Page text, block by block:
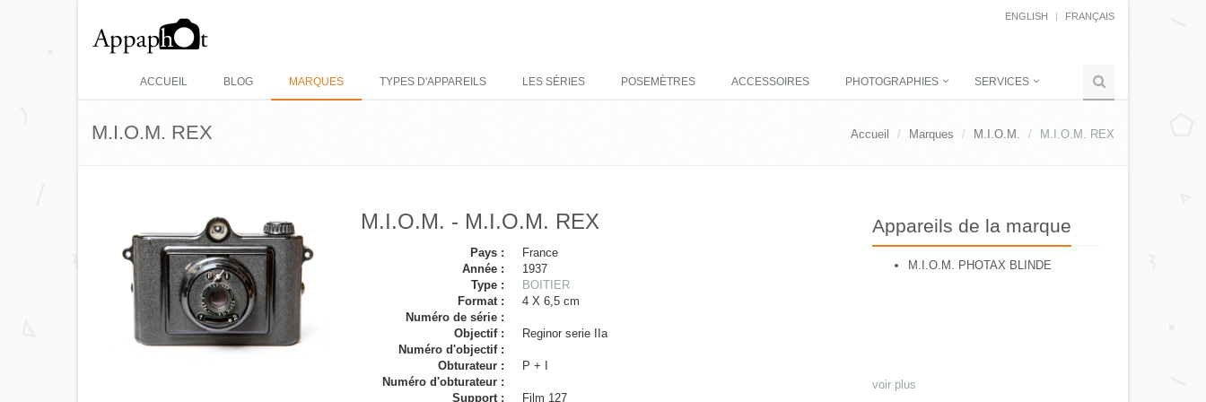
ENGLISH FRANÇAIS
ACCUEIL BLOG MARQUES TYPES D'APPAREILS LES SÉRIES POSEMÈTRES ACCESSOIRES PHOTOGRAPHIES SERVICES
M.I.O.M. REX Accueil Marques M.I.O.M. M.I.O.M. REX
M.I.O.M. - M.I.O.M. REX
Pays :
France
Année :
1937
Type :
BOITIER
Format :
4 X 6,5 cm
Numéro de série :
Objectif :
Reginor serie IIa
Numéro d'objectif :
Obturateur :
P + I
Numéro d'obturateur :
Support :
Film 127
Appareils de la marque
M.I.O.M. PHOTAX BLINDE
voir plus